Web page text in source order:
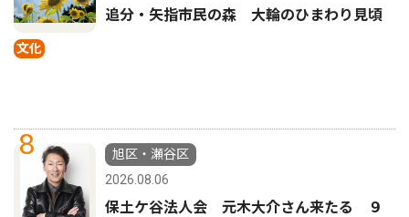
文化
追分・矢指市民の森 大輪のひまわり見頃
8
旭区・瀬谷区
2026.08.06
保土ケ谷法人会 元木大介さん来たる ９